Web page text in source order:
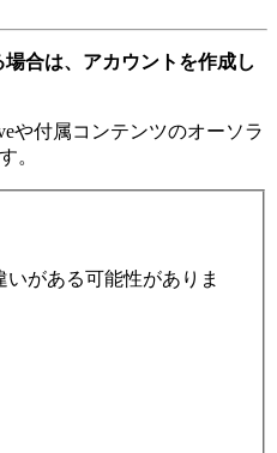
合は、アカウントを作成し
や付属コンテンツのオーソラ
。
がある可能性がありま